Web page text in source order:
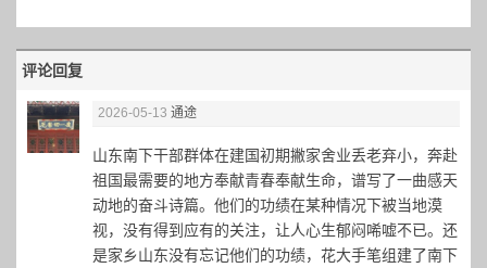
评论回复
2026-05-13 通途
山东南下干部群体在建国初期撇家舍业丢老弃小，奔赴
祖国最需要的地方奉献青春奉献生命，谱写了一曲感天
动地的奋斗诗篇。他们的功绩在某种情况下被当地漠
视，没有得到应有的关注，让人心生郁闷唏嘘不已。还
是家乡山东没有忘记他们的功绩，花大手笔组建了南下